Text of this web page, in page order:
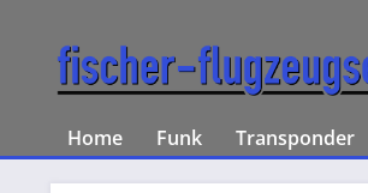
Home Funk Transponder